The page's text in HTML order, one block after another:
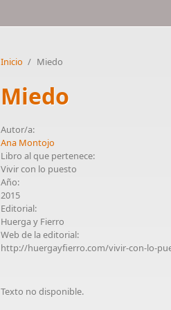
Inicio / Miedo
Miedo
Autor/a:
Ana Montojo
Libro al que pertenece:
Vivir con lo puesto
Año:
2015
Editorial:
Huerga y Fierro
Web de la editorial:
http://huergayfierro.com/vivir-con-lo-
Texto no disponible.